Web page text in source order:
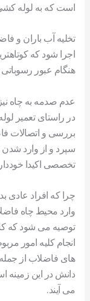
است که به لوله
تخلیه آب باران و
اجرا شود که
هنگام عبور
عدم صدمه به چاه
در راستای تعمیر
بررسی و اتصالات
سپرد و از وارد شدن
تخصصی اکیدا
چرا که افراد عادی
وارد محیط چاه
توصیه می شود که
انجام کلیه امور
های فاضلاب از
دانش در این زمینه
می آیند.